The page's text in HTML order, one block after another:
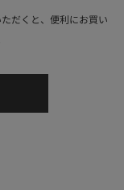
だくと、便利にお買い